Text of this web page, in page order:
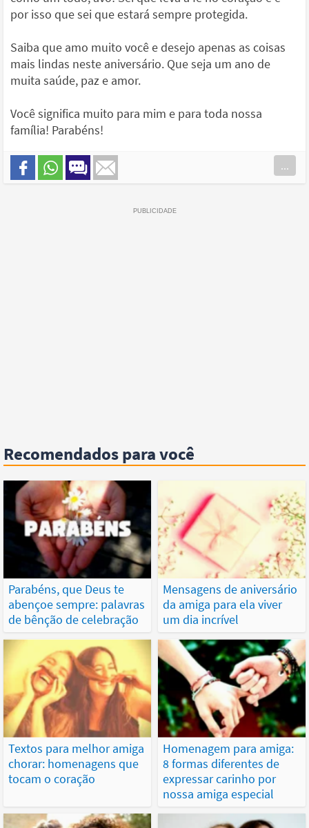
por isso que sei que estará sempre protegida.
Saiba que amo muito você e desejo apenas as coisas
mais lindas neste aniversário. Que seja um ano de
muita saúde, paz e amor.
Você significa muito para mim e para toda nossa
família! Parabéns!
...
Recomendados para você
Parabéns, que Deus te
abençoe sempre: palavras
de bênção de celebração
Mensagens de aniversário
da amiga para ela viver
um dia incrível
Textos para melhor amiga
chorar: homenagens que
tocam o coração
Homenagem para amiga:
8 formas diferentes de
expressar carinho por
nossa amiga especial